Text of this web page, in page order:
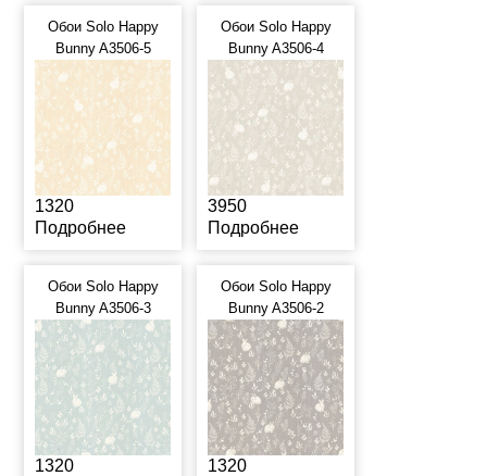
Обои Solo Happy
Bunny A3506-5
1320
Подробнее
Обои Solo Happy
Bunny A3506-4
3950
Подробнее
Обои Solo Happy
Bunny A3506-3
1320
Обои Solo Happy
Bunny A3506-2
1320